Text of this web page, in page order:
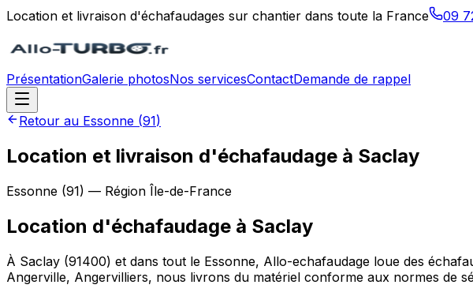
Location et livraison d'échafaudages sur chantier dans toute la France 09
PrésentationGalerie photosNos servicesContactDemande de rappel
Retour au Essonne (91)
Location et livraison d'échafaudage à Saclay
Essonne (91) — Région Île-de-France
Location d'échafaudage à Saclay
À Saclay (91400) et dans tout le Essonne, Allo-echafaudage loue des
Angerville, Angervilliers, nous livrons du matériel conforme aux normes de